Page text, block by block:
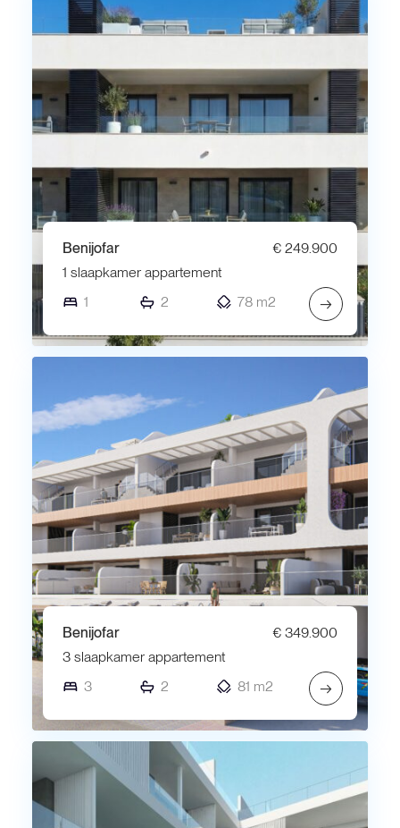
Benijofar
€ 249.900
1 slaapkamer appartement
1
2 78 m2 →
Benijofar
€ 349.900
3 slaapkamer appartement
3
2 81 m2 →